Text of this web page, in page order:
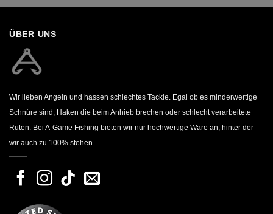
ÜBER UNS
Wir lieben Angeln und hassen schlechtes Tackle. Egal ob es minderwertige
Schnüre sind, Haken die beim Anhieb brechen oder schlecht verarbeitete
Ruten. Bei A-Game Fishing bieten wir nur hochwertige Ware an, hinter der
wir auch zu 100% stehen.